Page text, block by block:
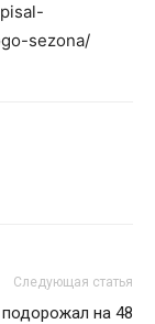
sezona/
Следующая статья
на 48